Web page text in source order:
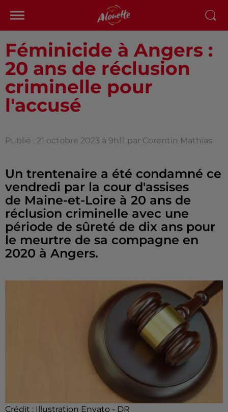
Féminicide à Angers :
20 ans de réclusion
criminelle pour
l'accusé
Publié : 21 octobre 2023 à 9h11 par Corentin Mathias
Un trentenaire a été condamné ce
vendredi par la cour d'assises
de Maine-et-Loire à 20 ans de
réclusion criminelle avec une
période de sûreté de dix ans pour
le meurtre de sa compagne en
2020 à Angers.
Crédit : Illustration Envato - DR